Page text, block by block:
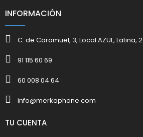
INFORMACIÓN
C. de Caramuel, 3, Local AZUL, Latina,
91 115 60 69
60 008 04 64
info@merkaphone.com
TU CUENTA